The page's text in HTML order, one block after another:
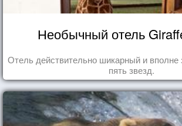
Необычный отель
Отель действительно шикарный и вполне
пять звезд.